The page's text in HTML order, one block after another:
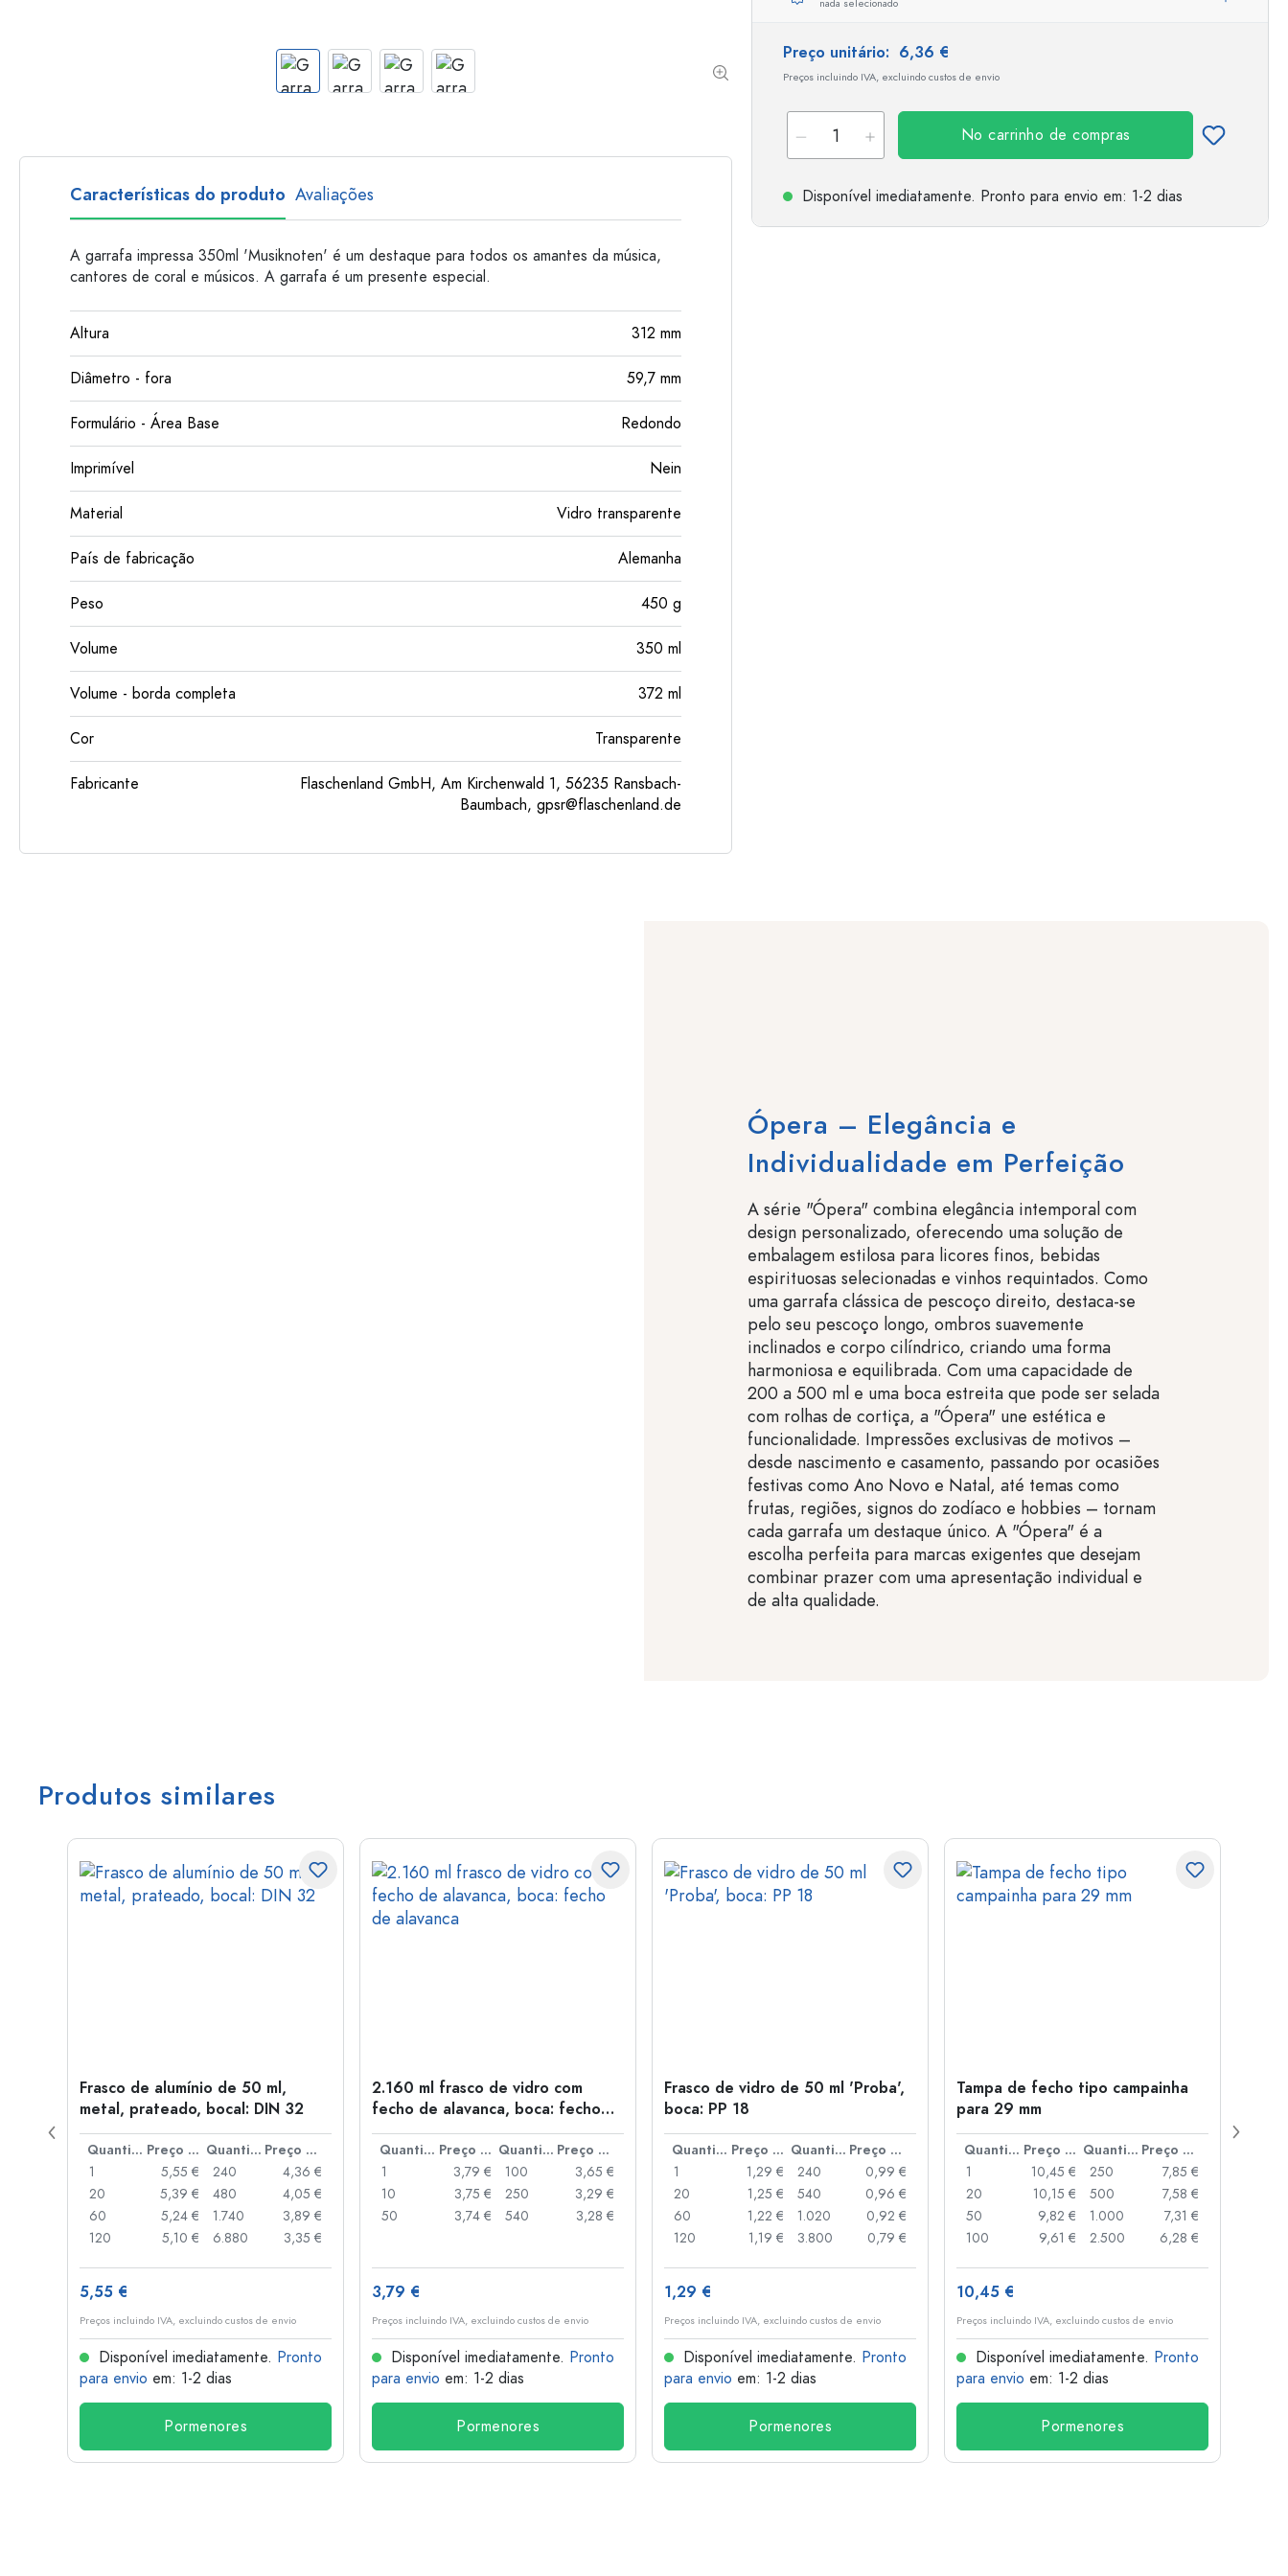
nada selecionado
Preço unitário: 6,36 €
Preços incluindo IVA, excluindo custos de envio
No carrinho de compras
Disponível imediatamente. Pronto para envio em: 1-2 dias
Características do produto Avaliações
A garrafa impressa 350ml 'Musiknoten' é um destaque para todos os amantes da música,
cantores de coral e músicos. A garrafa é um presente especial.
Altura 312 mm
Diâmetro - fora 59,7 mm
Formulário - Área Base Redondo
Imprimível Nein
Material Vidro transparente
País de fabricação Alemanha
Peso 450 g
Volume 350 ml
Volume - borda completa 372 ml
Cor Transparente
Fabricante
Flaschenland GmbH, Am Kirchenwald 1, 56235 Ransbach-
Baumbach, gpsr@flaschenland.de
Ópera – Elegância e
Individualidade em Perfeição
A série "Ópera" combina elegância intemporal com
design personalizado, oferecendo uma solução de
embalagem estilosa para licores finos, bebidas
espirituosas selecionadas e vinhos requintados. Como
uma garrafa clássica de pescoço direito, destaca-se
pelo seu pescoço longo, ombros suavemente
inclinados e corpo cilíndrico, criando uma forma
harmoniosa e equilibrada. Com uma capacidade de
200 a 500 ml e uma boca estreita que pode ser selada
com rolhas de cortiça, a "Ópera" une estética e
funcionalidade. Impressões exclusivas de motivos –
desde nascimento e casamento, passando por ocasiões
festivas como Ano Novo e Natal, até temas como
frutas, regiões, signos do zodíaco e hobbies – tornam
cada garrafa um destaque único. A "Ópera" é a
escolha perfeita para marcas exigentes que desejam
combinar prazer com uma apresentação individual e
de alta qualidade.
Produtos similares
Frasco de alumínio de 50 ml,
metal, prateado, bocal: DIN 32
Quantidade Preço por peça Quantidade
Preço por peça
1
5,55 €
20
5,39 €
60
5,24 €
120
5,10 €
240
4,36 €
480
4,05 €
1.740
3,89 €
6.880
3,35 €
5,55 €
Preços incluindo IVA, excluindo custos de envio
Disponível imediatamente. Pronto
para envio em: 1-2 dias
Pormenores
2.160 ml frasco de vidro com
fecho de alavanca, boca: fecho
de alavanca
Quantidade Preço por peça Quantidade
Preço por peça
1
3,79 €
10
3,75 €
50
3,74 €
100
3,65 €
250
3,29 €
540
3,28 €
3,79 €
Preços incluindo IVA, excluindo custos de envio
Disponível imediatamente. Pronto
para envio em: 1-2 dias
Pormenores
Frasco de vidro de 50 ml 'Proba',
boca: PP 18
Quantidade Preço por peça Quantidade
Preço por peça
1
1,29 €
20
1,25 €
60
1,22 €
120
1,19 €
240
0,99 €
540
0,96 €
1.020
0,92 €
3.800
0,79 €
1,29 €
Preços incluindo IVA, excluindo custos de envio
Disponível imediatamente. Pronto
para envio em: 1-2 dias
Pormenores
Tampa de fecho tipo campainha
para 29 mm
Quantidade Preço por peça Quantidade
Preço por peça
1
10,45 €
20
10,15 €
50
9,82 €
100
9,61 €
250
7,85 €
500
7,58 €
1.000
7,31 €
2.500
6,28 €
10,45 €
Preços incluindo IVA, excluindo custos de envio
Disponível imediatamente. Pronto
para envio em: 1-2 dias
Pormenores